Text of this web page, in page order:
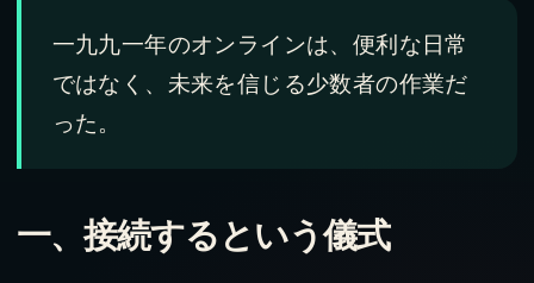
一九九一年のオンラインは、便利な日常
ではなく、未来を信じる少数者の作業だ
った。
一、接続するという儀式